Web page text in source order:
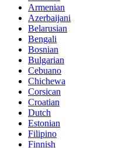
Armenian
Azerbaijani
Belarusian
Bengali
Bosnian
Bulgarian
Cebuano
Chichewa
Corsican
Croatian
Dutch
Estonian
Filipino
Finnish